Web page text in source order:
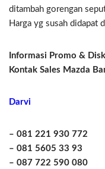
ditambah gorengan
Harga yg susah didapat
Informasi Promo &
Kontak Sales Mazda
Darvi
– 081 221 930 772
– 081 5605 33 93
– 087 722 590 080